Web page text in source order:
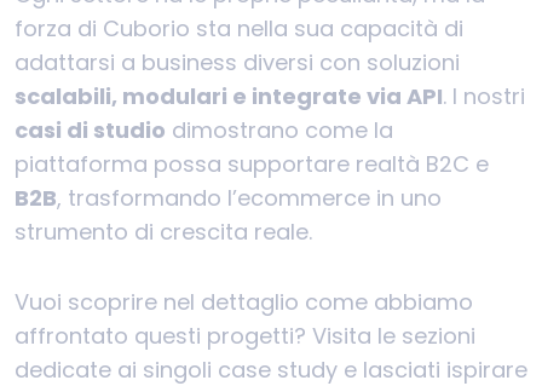
forza di Cuborio sta nella sua capacità di
adattarsi a business diversi con soluzioni
scalabili, modulari e integrate via API. I nostri
casi di studio dimostrano come la
piattaforma possa supportare realtà B2C e
B2B, trasformando l’ecommerce in uno
strumento di crescita reale.
Vuoi scoprire nel dettaglio come abbiamo
affrontato questi progetti? Visita le sezioni
dedicate ai singoli case study e lasciati ispirare